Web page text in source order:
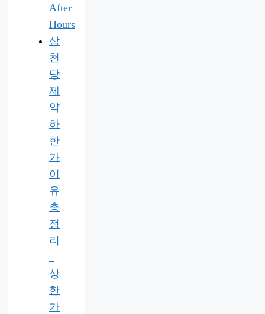
After
Hours
삼
천
당
제
약
하
한
가
이
유
총
정
리
–
상
한
가